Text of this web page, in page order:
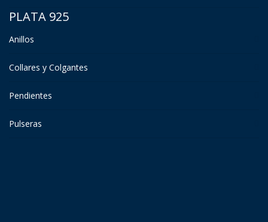
PLATA 925
Anillos
Collares y Colgantes
Pendientes
Pulseras